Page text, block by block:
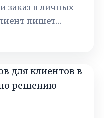
заказ в личных
пишет…